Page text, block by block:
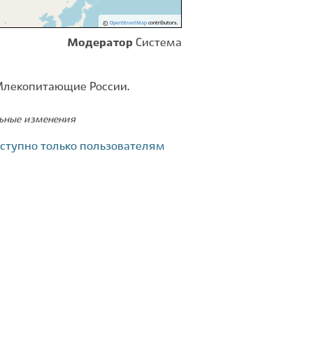
© OpenStreetMapcontributors.
Модератор Система
России.
изменения
только пользователям